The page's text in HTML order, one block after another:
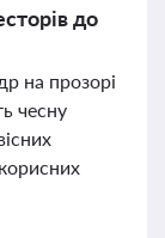
до
на прозорі
чесну